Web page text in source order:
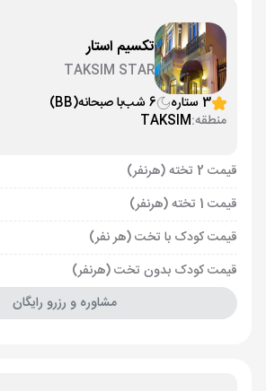
تکسیم استار
TAKSIM STAR
3 ستاره
6 شب با صبحانه(BB)
منطقه:TAKSIM
قیمت 2 تخته (هرنفر)
قیمت 1 تخته (هرنفر)
قیمت کودک با تخت (هر نفر)
قیمت کودک بدون تخت (هرنفر)
مشاوره و رزرو رایگان